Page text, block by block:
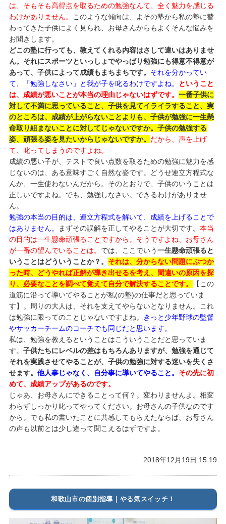
は、そもそも高得点を取るための勉強なんて、全く魅力を感じる
わけがありません。 このような傾向は、よその塾から私の塾に替
わってきた子供によく見られ、お母さんからもよくそんな悩みを
お聞きします。
どこの塾に行っても、教えてくれる内容はさして違いはありませ
ん。それにスポーツといっしょでやっぱり勉強にも得意不得意が
あって、子供によって成績もまちまちです。 それを分かってい
て、「勉強しなさい」と我が子を叱るわけですよね。
ということ
は、成績が悪いことが本当の理由じゃないはずです。 一番子供に
対して不満に思っていること、子供を見てイライラすること、実
のところは、成績が上がらないことよりも、子供が勉強に一生懸
命取り組まないことに対してじゃないですか。子供の勉強する
姿、頑張る姿を見たいからじゃないですか。 だから、声を上げ
て、叱ってしまうのですよね。
成績の悪い子が、テストで良い点数を取るための勉強に魅力を感
じないのは、ある意味すごく自然な姿です。どうせ連立方程式な
んか、一生使わないんだから。そのとおりで、子供のいうことは
正しいですよね。でも、勉強しなさい。できるわけがありませ
ん。
勉強の本当の目的は、連立方程式を解いて、成績を上げることで
はありません。
まずその誤解を正してやることが大切です。 本当
の目的は一生懸命頑張ることですから。そうですよね、お母さん
が一番の望んでいることは。 では、ここでいう一生懸命頑張ると
いうことはどういうことか？。 それは、分からない問題にぶつか
った時、どうやれば正解が導き出せるを考え、間違いの原因を探
り、必要なことを調べて覚えて自分で解決することです。
【この
道筋に沿って導いてやることが私(の塾)の仕事だと思っていま
す】。周りの大人は、それを支えてやらないとなりません。これ
は勉強に限ってのことじゃないですよね。
きっと少年野球の監督
やサッカーチームのコーチでも同じだと思います。
私は、勉強を教えるということはこういうことだと思っていま
す。 子供たちにレベルの差はもちろんありますが、勉強を通じて
それを実践させてやることが、子供の勉強に対する迷いを失くさ
せます。 他人事じゃなく、自分事に導いてやること。 その先に初
めて、成績アップがあるのです。
じゃあ、お母さんにできることって何？。変わりませんよ。相変
わらずしっかり叱ってやってください。お母さんの子供なのです
から。でも私の書いたことに共感してもらえたならば、お母さん
の声も以前とは少し違って聞こえるはずですよ。
2018年12月19日 15:19
和歌山市の個別指導｜やる気スイッチ！